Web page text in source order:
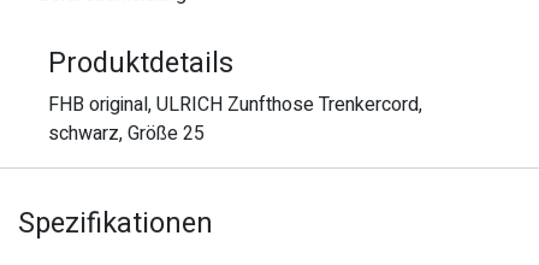
Produktdetails
FHB original, ULRICH Zunfthose Trenkercord,
schwarz, Größe 25
Spezifikationen